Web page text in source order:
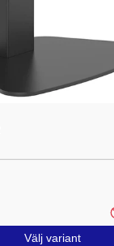
Välj variant